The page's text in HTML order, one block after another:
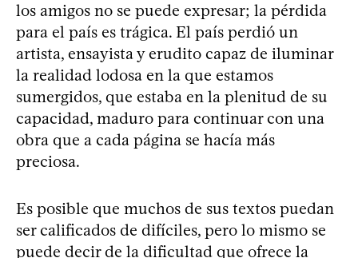
los amigos no se puede expresar; la pérdida
para el país es trágica. El país perdió un
artista, ensayista y erudito capaz de iluminar
la realidad lodosa en la que estamos
sumergidos, que estaba en la plenitud de su
capacidad, maduro para continuar con una
obra que a cada página se hacía más
preciosa.
Es posible que muchos de sus textos puedan
ser calificados de difíciles, pero lo mismo se
puede decir de la dificultad que ofrece la